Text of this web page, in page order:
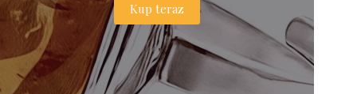
Kup teraz